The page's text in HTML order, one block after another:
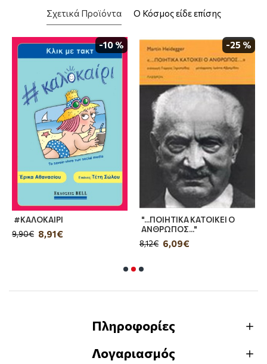
ΤΟ "ΟΜΟΣΧΗΜΟΝ".209
ΕΛΛΑΔΙΚΩΝ.230
ΤΑ ΚΑΤΑ ΤΟΝ ΠΑΤΡΙΑΡΧΗΝ.264
ΟΙ "ΛΕΓΑΜΕΝΟΙ".299
ΟΙ "ΛΕΓΑΜΕΝΟΙ" ΚΑΙ ΤΑ "ΔΙΚΑ" ΜΑΣ.341
ΚΕΦΑΛΑΙΟΝ ΨΥΧΟΒΛΑΒΕΣ ΠΑΝΥ.355
ΚΕΦΑΛΑΙΟΝ ΑΝΙΑΡΟΝ ΠΑΝΥ.408
ΛΙΓΑ ΛΟΓΙΑ ΓΙΑ ΤΟ ΤΕΛΟΣ.411
Η ΣΚΛΑΒΑ Η ΠΟΛΙ.413
Σχετικά Προϊόντα Ο Κόσμος είδε επίσης
-10 %
#ΚΑΛΟΚΑΙΡΙ
8,91€
9,90€
-25 %
"...ΠΟΙΗΤΙΚΑ ΚΑΤΟΙΚΕΙ Ο
ΑΝΘΡΩΠΟΣ..."
6,09€
8,12€
Πληροφορίες
Λογαριασμός